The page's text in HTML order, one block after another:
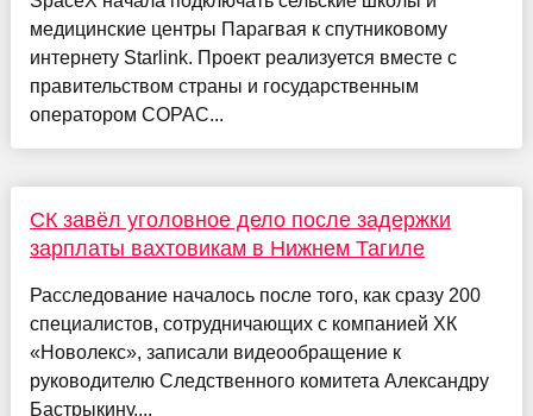
медицинские центры Парагвая к спутниковому
интернету Starlink. Проект реализуется вместе с
правительством страны и государственным
оператором COPAC...
СК завёл уголовное дело после задержки
зарплаты вахтовикам в Нижнем Тагиле
Расследование началось после того, как сразу 200
специалистов, сотрудничающих с компанией ХК
«Новолекс», записали видеообращение к
руководителю Следственного комитета Александру
Бастрыкину....